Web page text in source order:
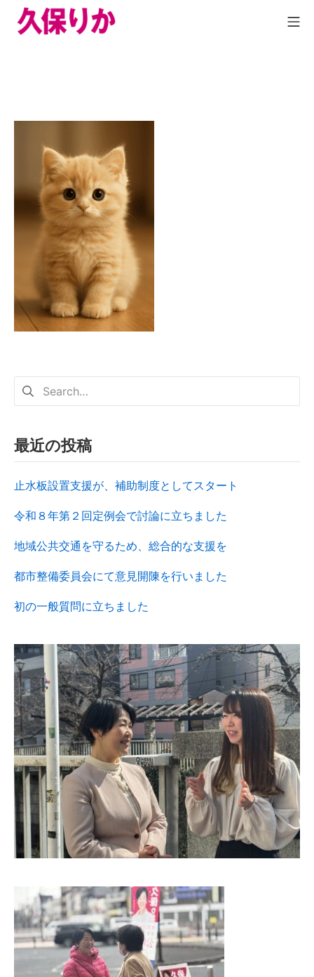
最近の投稿
止水板設置支援が、補助制度としてスタート
令和８年第２回定例会で討論に立ちました
地域公共交通を守るため、総合的な支援を
都市整備委員会にて意見開陳を行いました
初の一般質問に立ちました